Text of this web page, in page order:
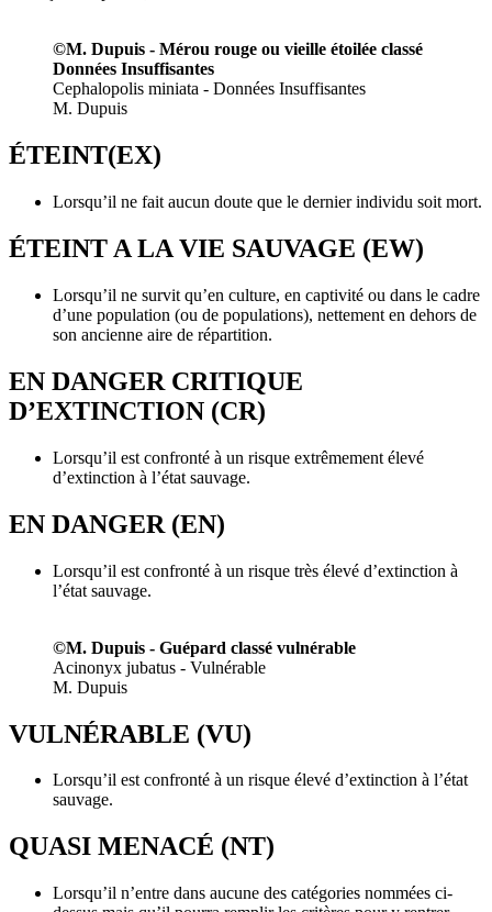
©M. Dupuis - Mérou rouge ou vieille étoilée classé
Données Insuffisantes
Cephalopolis miniata - Données Insuffisantes
M. Dupuis
ÉTEINT(EX)
Lorsqu’il ne fait aucun doute que le dernier individu soit mort.
ÉTEINT A LA VIE SAUVAGE (EW)
Lorsqu’il ne survit qu’en culture, en captivité ou dans le cadre
d’une population (ou de populations), nettement en dehors de
son ancienne aire de répartition.
EN DANGER CRITIQUE
D’EXTINCTION (CR)
Lorsqu’il est confronté à un risque extrêmement élevé
d’extinction à l’état sauvage.
EN DANGER (EN)
Lorsqu’il est confronté à un risque très élevé d’extinction à
l’état sauvage.
©M. Dupuis - Guépard classé vulnérable
Acinonyx jubatus - Vulnérable
M. Dupuis
VULNÉRABLE (VU)
Lorsqu’il est confronté à un risque élevé d’extinction à l’état
sauvage.
QUASI MENACÉ (NT)
Lorsqu’il n’entre dans aucune des catégories nommées ci-